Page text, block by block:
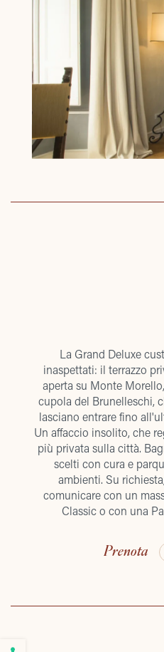
La Grand Deluxe
inaspettati: il terrazzo
aperta su Monte
cupola del Brunelleschi,
lasciano entrare fino
Un affaccio insolito, che
più privata sulla città.
scelti con cura e
ambienti. Su
comunicare con un
Classic o con una
Prenota